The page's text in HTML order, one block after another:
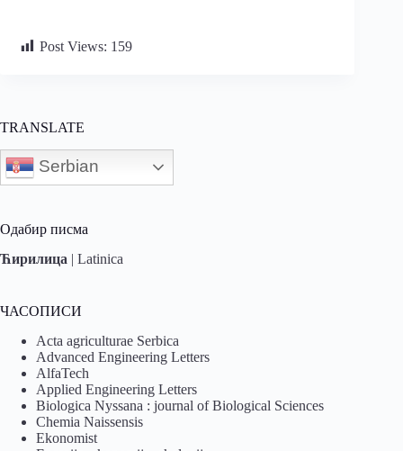
Post Views: 159
TRANSLATE
Serbian
Одабир писма
Ћирилица | Latinica
ЧАСОПИСИ
Acta agriculturae Serbica
Advanced Engineering Letters
AlfaTech
Applied Engineering Letters
Biologica Nyssana : journal of Biological Sciences
Chemia Naissensis
Ekonomist